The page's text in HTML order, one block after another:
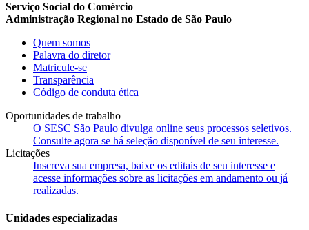
Serviço Social do Comércio
Administração Regional no Estado de São Paulo
Quem somos
Palavra do diretor
Matricule-se
Transparência
Código de conduta ética
Oportunidades de trabalho
O SESC São Paulo divulga online seus processos seletivos.
Consulte agora se há seleção disponível de seu interesse.
Licitações
Inscreva sua empresa, baixe os editais de seu interesse e
acesse informações sobre as licitações em andamento ou já
realizadas.
Unidades especializadas